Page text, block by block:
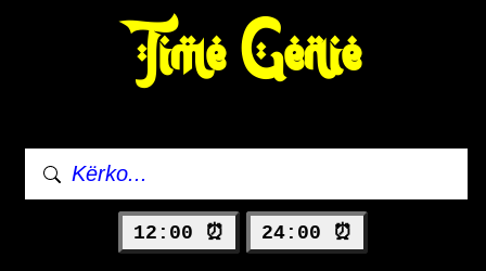
Time Genie
12:00 ⏰ 24:00 ⏰